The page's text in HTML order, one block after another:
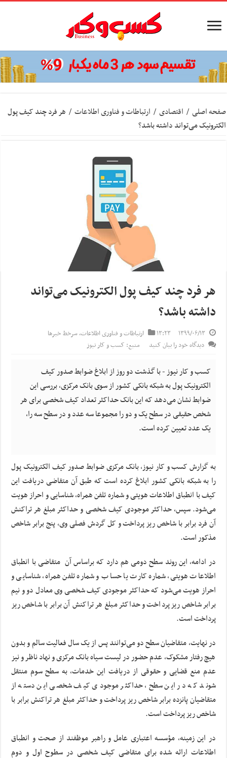
صفحه اصلی / اقتصادی / ارتباطات و فناوری اطلاعات / هر فرد چند کیف پول
الکترونیک می‌تواند داشته باشد؟
هر فرد چند کیف پول الکترونیک می‌تواند
داشته باشد؟
۱۳۹۹/۰۶/۱۳ ۱۳:۲۳ ارتباطات و فناوری اطلاعات,سرخط خبرها
دیدگاه خود را بیان کنید
منبع: کسب و کار نیوز
کسب و کار نیوز - با گذشت دو روز از ابلاغ ضوابط صدور کیف
الکترونیک پول به شبکه بانکی کشور از سوی بانک مرکزی، بررسی این
ضوابط نشان می‌دهد که این بانک حداکثر تعداد کیف شخصی برای هر
شخص حقیقی در سطح یک و دو را مجموعا سه عدد و در سطح سه را،
یک عدد تعیین کرده است.
به گزارش کسب و کار نیوز، بانک مرکزی ضوابط صدور کیف الکترونیک پول
را به شبکه بانکی کشور ابلاغ کرده است که طبق آن متقاضی دریافت این
کیف با انطباق اطلاعات هویتی و شماره تلفن همراه، شناسایی و احراز هویت
می‌شود. سپس، حداکثر موجودی کیف شخصی و حداکثر مبلغ هر تراکنش
آن فرد برابر با شاخص ریز پرداخت و کل گردش فصلی وی، پنج برابر شاخص
مذکور است.
در ادامه، این روند سطح دومی هم دارد که براساس آن متقاضی با انطباق
اطلاعات هویتی، شماره کارت یا حساب و شماره تلفن همراه، شناسایی و
احراز هویت می‌شود که حداکثر موجودی کیف شخصی وی معادل دو و نیم
برابر شاخص ریز پرداخت و حداکثر مبلغ هر تراکنش آن برابر با شاخص ریز
پرداخت است.
در نهایت، متقاضیان سطح دو می‌توانند پس از یک سال فعالیت سالم و بدون
هیچ رفتار مشکوک، عدم حضور در لیست سیاه بانک مرکزی و نهاد ناظر و نیز
عدم منع قضایی و حقوقی از دریافت این خدمات، به سطح سوم منتقل
شوند که در این سطح، حداکثر موجودی کیف شخصی این دسته از
متقاضیان پانزده برابر شاخص ریز پرداخت و حداکثر مبلغ هر تراکنش برابر با
شاخص ریز پرداخت است.
در این زمینه، مؤسسه اعتباری عامل و راهبر موظفند از صحت و انطباق
اطلاعات ارائه شده برای متقاضی کیف شخصی در سطوح اول و دوم